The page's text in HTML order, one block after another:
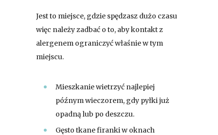
Jest to miejsce, gdzie spędzasz dużo czasu
więc należy zadbać o to, aby kontakt z
alergenem ograniczyć właśnie w tym
miejscu.
Mieszkanie wietrzyć najlepiej
późnym wieczorem, gdy pyłki już
opadną lub po deszczu.
Gęsto tkane firanki w oknach